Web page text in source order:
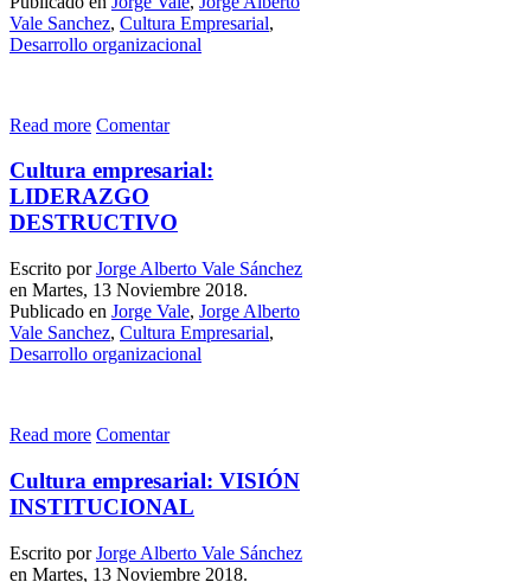
Vale Sanchez, Cultura Empresarial,
Desarrollo organizacional
Read more Comentar
Cultura empresarial:
LIDERAZGO
DESTRUCTIVO
Escrito porJorge Alberto Vale Sánchez
en Martes, 13 Noviembre 2018.
Publicado en Jorge Vale, Jorge Alberto
Vale Sanchez, Cultura Empresarial,
Desarrollo organizacional
Read more Comentar
Cultura empresarial: VISIÓN
INSTITUCIONAL
Escrito porJorge Alberto Vale Sánchez
en Martes, 13 Noviembre 2018.